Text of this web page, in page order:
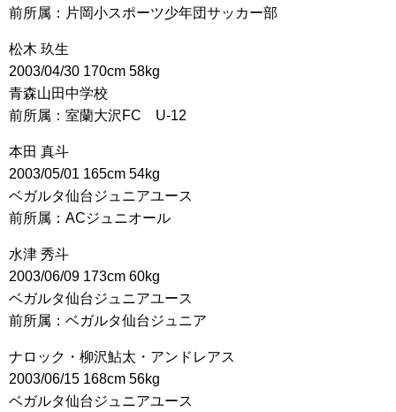
前所属：片岡小スポーツ少年団サッカー部
松木 玖生
2003/04/30 170cm 58kg
青森山田中学校
前所属：室蘭大沢FC U-12
本田 真斗
2003/05/01 165cm 54kg
ベガルタ仙台ジュニアユース
前所属：ACジュニオール
水津 秀斗
2003/06/09 173cm 60kg
ベガルタ仙台ジュニアユース
前所属：ベガルタ仙台ジュニア
ナロック・柳沢鮎太・アンドレアス
2003/06/15 168cm 56kg
ベガルタ仙台ジュニアユース